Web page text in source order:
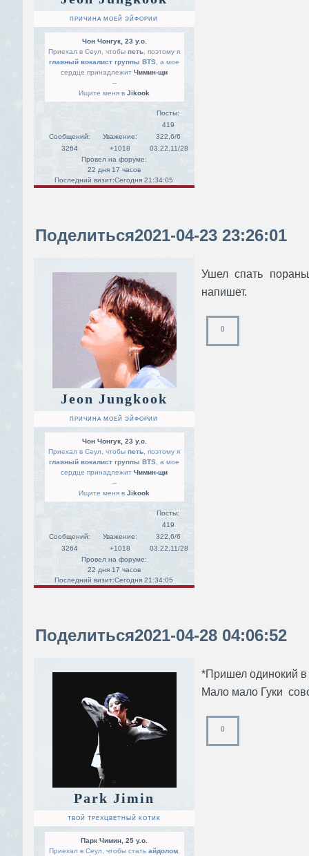
ПРИЧИНА МОЕЙ ЭЙФОРИИ
Чон Чонгук, 23 y.o.
Приехал в Сеул, чтобы петь , поэтому я
главный вокалист группы BTS , а мое
сердце принадлежит Чимин-щи
--
Ищите меня в Jikook
Сообщений:
3264
Уважение:
+1018
Посты:
419
322,6/6
03.22,11/28
Провел на форуме:
22 дня 17 часов
Последний визит:Сегодня 21:34:05
Поделиться2021-04-23 23:26:01
Jeon Jungkook
ПРИЧИНА МОЕЙ ЭЙФОРИИ
Чон Чонгук, 23 y.o.
Приехал в Сеул, чтобы петь , поэтому я
главный вокалист группы BTS , а мое
сердце принадлежит Чимин-щи
--
Ищите меня в Jikook
Сообщений:
3264
Уважение:
+1018
Посты:
419
322,6/6
03.22,11/28
Провел на форуме:
22 дня 17 часов
Последний визит:Сегодня 21:34:05
Ушел спать
напишет.
0
Поделиться2021-04-28 04:06:52
Park Jimin
ТВОЙ ТРЕХЦВЕТНЫЙ КОТИК
Парк Чимин, 25 y.o.
Приехал в Сеул, чтобы стать айдолом,
*Пришел одинокий в
Мало мало Гуки
0